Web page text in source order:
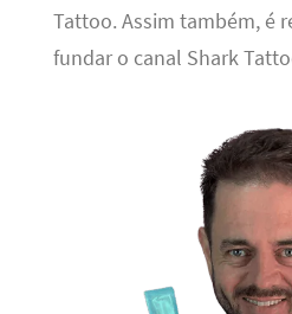
Tattoo. Assim também, é
fundar o canal Shark